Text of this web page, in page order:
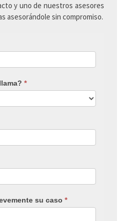
y uno de nuestros asesores
asesorándole sin compromiso.
*
su caso*